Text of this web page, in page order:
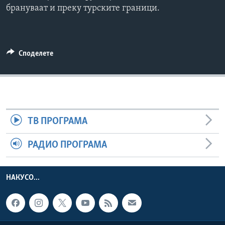
ИНТЕРВЈУА
брануваат и преку турските граници.
Споделете
ТВ ПРОГРАМА
РАДИО ПРОГРАМА
НАКУСО...